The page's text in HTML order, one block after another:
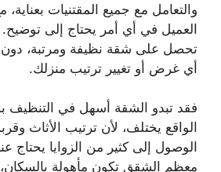
والتعامل مع جميع المقتنيات
العميل في أي أمر يحتاج إلى توضيح.
تحصل على شقة نظيفة ومرتبة،
أي غرض أو تغيير ترتيب منزلك.
فقد تبدو الشقة أسهل في التنظيف
الواقع يختلف، لأن ترتيب الأثاث
الوصول إلى كثير من الزوايا يحتاج
معظم الشقق تكون مأهولة